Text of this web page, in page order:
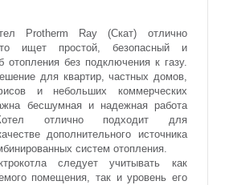
Protherm Ray (Скат) отлично
ищет простой, безопасный и
отопления без подключения к газу.
для квартир, частных домов,
и небольших коммерческих
бесшумная и надежная работа
отлично подходит для
дополнительного источника
систем отопления.
следует учитывать как
помещения, так и уровень его